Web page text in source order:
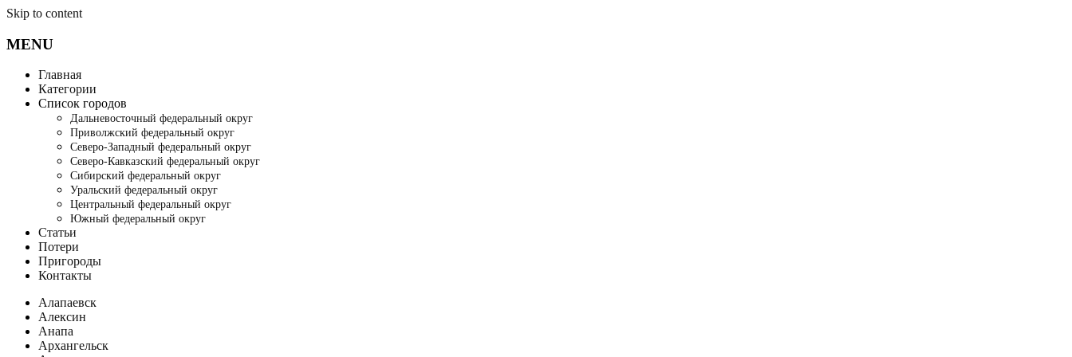
Skip to content
MENU
Главная
Категории
Список городов
Дальневосточный федеральный округ
Приволжский федеральный округ
Северо-Западный федеральный округ
Северо-Кавказский федеральный округ
Сибирский федеральный округ
Уральский федеральный округ
Центральный федеральный округ
Южный федеральный округ
Статьи
Потери
Пригороды
Контакты
Алапаевск
Алексин
Анапа
Архангельск